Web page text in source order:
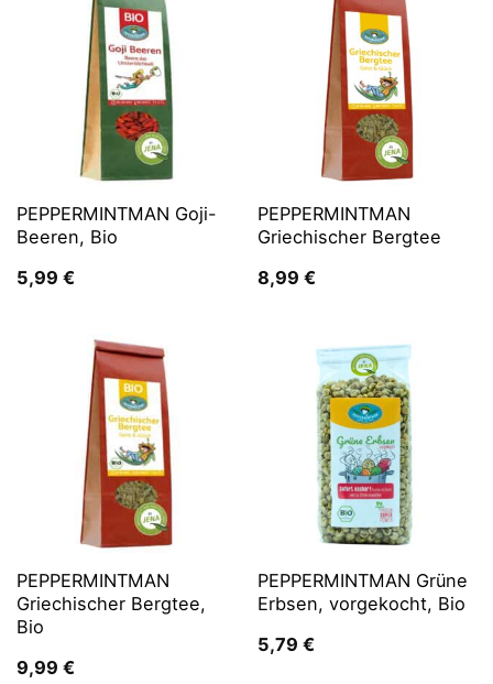
PEPPERMINTMAN Goji-
Beeren, Bio
5,99 €
PEPPERMINTMAN
Griechischer Bergtee
8,99 €
PEPPERMINTMAN
Griechischer Bergtee,
Bio
9,99 €
PEPPERMINTMAN Grüne
Erbsen, vorgekocht, Bio
5,79 €